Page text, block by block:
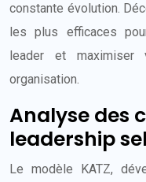
constante évolution.
les plus efficaces
leader et
organisation.
Analyse des
leadership
Le modèle KATZ,